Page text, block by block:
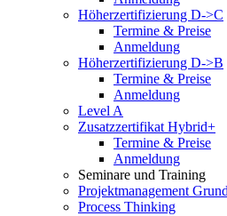
Höherzertifizierung D->C
Termine & Preise
Anmeldung
Höherzertifizierung D->B
Termine & Preise
Anmeldung
Level A
Zusatzzertifikat Hybrid+
Termine & Preise
Anmeldung
Seminare und Training
Projektmanagement
Process Thinking